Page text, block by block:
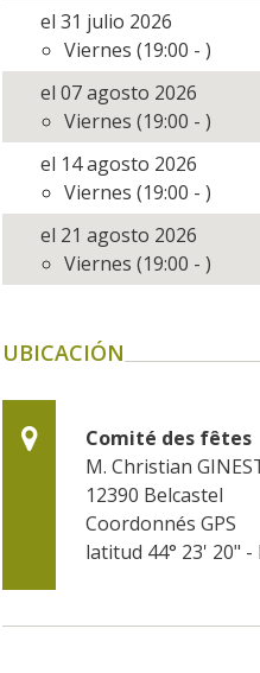
el 31 julio 2026
Viernes (19:00 - )
el 07 agosto 2026
Viernes (19:00 - )
el 14 agosto 2026
Viernes (19:00 - )
el 21 agosto 2026
Viernes (19:00 - )
UBICACIÓN
Comité des fêtes
M. Christian
12390 Belcastel
Coordonnés GPS
latitud 44° 23' 20"